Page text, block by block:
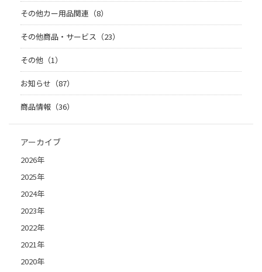
その他カー用品関連（8）
その他商品・サービス（23）
その他（1）
お知らせ（87）
商品情報（36）
アーカイブ
2026年
2025年
2024年
2023年
2022年
2021年
2020年